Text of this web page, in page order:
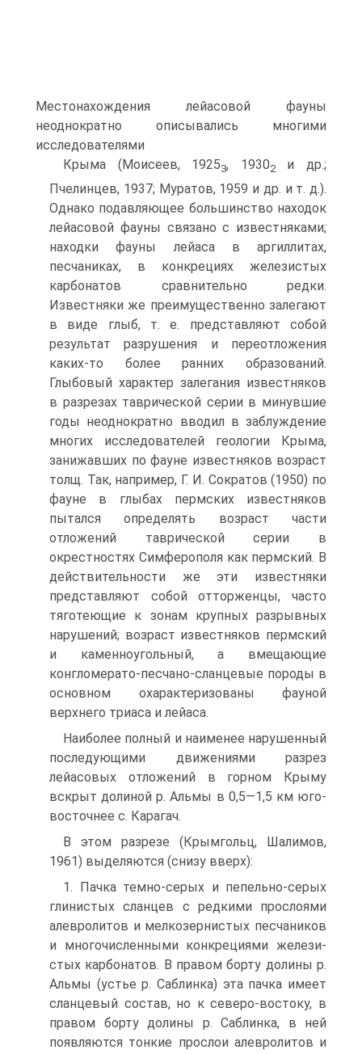
Местонахождения лейасовой фауны
неоднократно описывались многими
исследователями
Крыма (Моисеев, 19253, 19302и др.;
Пчелинцев, 1937; Муратов, 1959 и др. и т. д.).
Однако подавляющее большинство находок
лейасовой фауны связано с известняками;
находки фауны лейаса в аргиллитах,
песчаниках, в конкрециях железистых
карбонатов сравнительно редки.
Известняки же преимущественно залегают
в виде глыб, т. е. представ­ляют собой
результат разрушения и переотложения
каких-то более ранних образований.
Глыбовый характер залегания известняков
в раз­резах таврической серии в минувшие
годы неоднократно вводил в за­блуждение
многих исследователей геологии Крыма,
занижавших по фауне известняков возраст
толщ. Так, например, Г. И. Сократов (1950) по
фауне в глыбах пермских известняков
пытался определять возраст части
отложений таврической серии в
окрестностях Симферополя как пермский. В
действительности же эти известняки
представляют собой отторженцы, часто
тяготеющие к зонам крупных разрывных
наруше­ний; возраст известняков пермский
и каменноугольный, а вмещающие
конгломерато-песчано-сланцевые породы в
основном охарактеризованы фауной
верхнего триаса и лейаса.
Наиболее полный и наименее нарушенный
последующими движе­ниями разрез
лейасовых отложений в горном Крыму
вскрыт долиной р. Альмы в 0,5—1,5 км юго-
восточнее с. Карагач.
В этом разрезе (Крымгольц, Шалимов,
1961) выделяются (снизу вверх):
1. Пачка темно-серых и пепельно-серых
глинистых сланцев с редкими прослоями
алевролитов и мелкозернистых песчаников
и многочисленными конкрециями желези­
стых карбонатов. В правом борту долины р.
Альмы (устье р. Саблинка) эта пачка имеет
сланцевый состав, но к северо-востоку, в
правом борту долины р. Саблинка, в ней
появляются тонкие прослои алевролитов и